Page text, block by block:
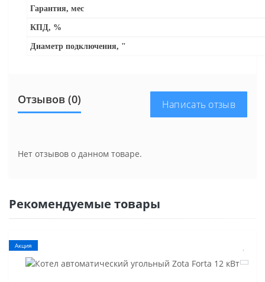
Гарантия, мес
КПД, %
Диаметр подключения, "
Отзывов (0) Написать отзыв
Нет отзывов о данном товаре.
Рекомендуемые товары
Акция